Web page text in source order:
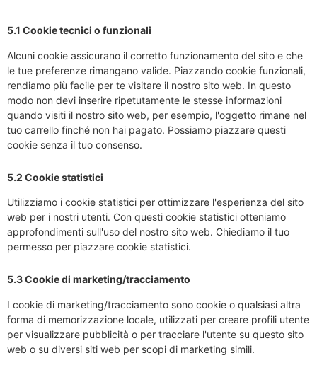
5.1 Cookie tecnici o funzionali
Alcuni cookie assicurano il corretto funzionamento del sito e che
le tue preferenze rimangano valide. Piazzando cookie funzionali,
rendiamo più facile per te visitare il nostro sito web. In questo
modo non devi inserire ripetutamente le stesse informazioni
quando visiti il nostro sito web, per esempio, l'oggetto rimane nel
tuo carrello finché non hai pagato. Possiamo piazzare questi
cookie senza il tuo consenso.
5.2 Cookie statistici
Utilizziamo i cookie statistici per ottimizzare l'esperienza del sito
web per i nostri utenti. Con questi cookie statistici otteniamo
approfondimenti sull'uso del nostro sito web. Chiediamo il tuo
permesso per piazzare cookie statistici.
5.3 Cookie di marketing/tracciamento
I cookie di marketing/tracciamento sono cookie o qualsiasi altra
forma di memorizzazione locale, utilizzati per creare profili utente
per visualizzare pubblicità o per tracciare l'utente su questo sito
web o su diversi siti web per scopi di marketing simili.